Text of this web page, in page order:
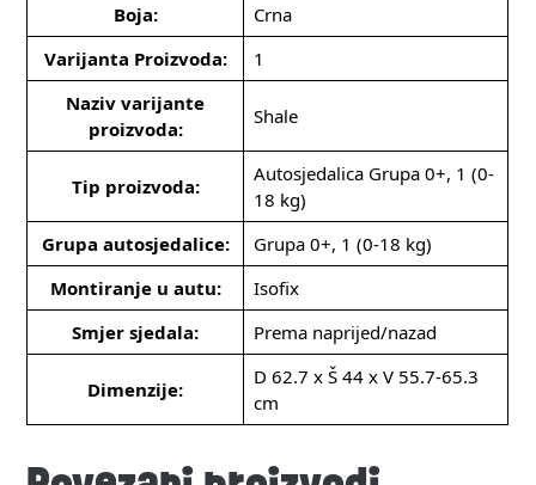
Boja:
Crna
Varijanta Proizvoda:
1
Naziv varijante
proizvoda:
Shale
Tip proizvoda:
Autosjedalica Grupa 0+, 1 (0-
18 kg)
Grupa autosjedalice:
Grupa 0+, 1 (0-18 kg)
Montiranje u autu:
Isofix
Smjer sjedala:
Prema naprijed/nazad
Dimenzije:
D 62.7 x Š 44 x V 55.7-65.3
cm